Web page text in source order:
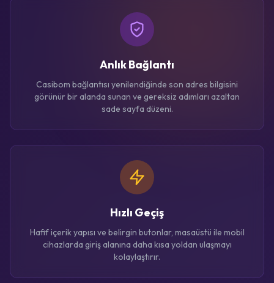
Anlık Bağlantı
Casibom bağlantısı yenilendiğinde son adres bilgisini
görünür bir alanda sunan ve gereksiz adımları azaltan
sade sayfa düzeni.
Hızlı Geçiş
Hafif içerik yapısı ve belirgin butonlar, masaüstü ile mobil
cihazlarda giriş alanına daha kısa yoldan ulaşmayı
kolaylaştırır.